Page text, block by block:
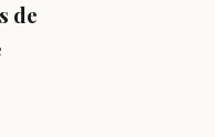
de